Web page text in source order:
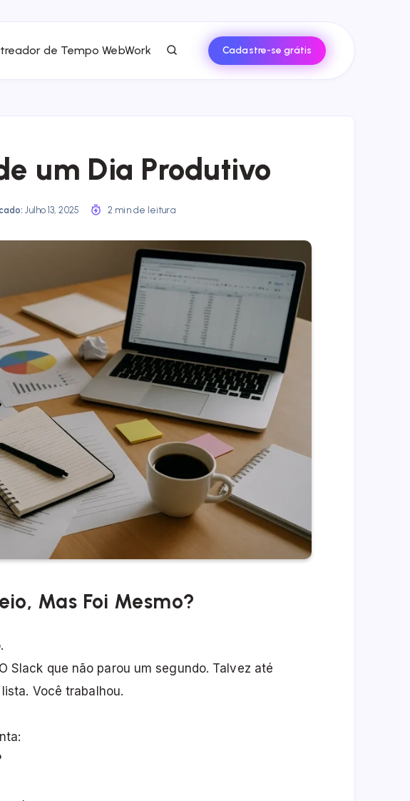
de Tempo WebWork Cadastre-se grátis
um Dia Produtivo
Julho 13, 2025 2 min de leitura
Mas Foi Mesmo?
Slack que não parou um segundo. Talvez até
Você trabalhou.